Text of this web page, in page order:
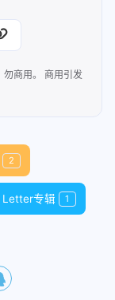
商用。 商用引发
2
Letter专辑 1